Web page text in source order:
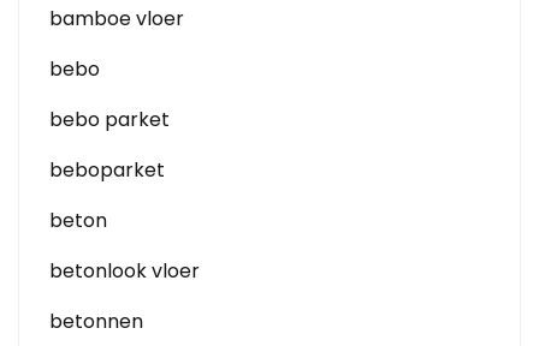
bamboe vloer
bebo
bebo parket
beboparket
beton
betonlook vloer
betonnen